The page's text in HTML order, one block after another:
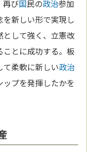
再び国民の政治参加
新しい形で実現し
として強く、立憲改
とに成功する。板
柔軟に新しい政治
プを発揮したかを